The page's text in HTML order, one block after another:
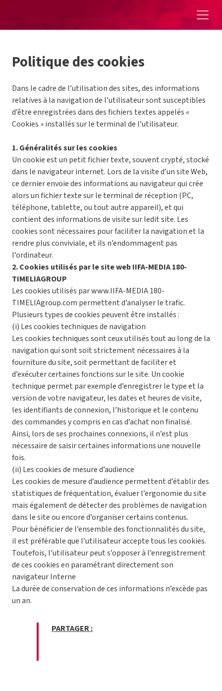
Politique des cookies
Dans le cadre de l’utilisation des sites, des informations
relatives à la navigation de l’utilisateur sont susceptibles
d’être enregistrées dans des fichiers textes appelés «
Cookies » installés sur le terminal de l’utilisateur.
1. Généralités sur les cookies
Un cookie est un petit fichier texte, souvent crypté, stocké
dans le navigateur internet. Lors de la visite d’un site Web,
ce dernier envoie des informations au navigateur qui crée
alors un fichier texte sur le terminal de réception (PC,
téléphone, tablette, ou tout autre appareil), et qui
contient des informations de visite sur ledit site. Les
cookies sont nécessaires pour faciliter la navigation et la
rendre plus conviviale, et ils n’endommagent pas
l’ordinateur.
2. Cookies utilisés par le site web IIFA-MEDIA 180-
TIMELIAGROUP
Les cookies utilisés par www.IIFA-MEDIA 180-
TIMELIAgroup.com permettent d’analyser le trafic.
Plusieurs types de cookies peuvent être installés :
(i) Les cookies techniques de navigation
Les cookies techniques sont ceux utilisés tout au long de la
navigation qui sont soit strictement nécessaires à la
fourniture du site, soit permettant de faciliter et
d’exécuter certaines fonctions sur le site. Un cookie
technique permet par exemple d’enregistrer le type et la
version de votre navigateur, les dates et heures de visite,
les identifiants de connexion, l’historique et le contenu
des commandes y compris en cas d’achat non finalisé.
Ainsi, lors de ses prochaines connexions, il n’est plus
nécessaire de saisir certaines informations une nouvelle
fois.
(ii) Les cookies de mesure d’audience
Les cookies de mesure d’audience permettent d’établir des
statistiques de fréquentation, évaluer l’ergonomie du site
mais également de détecter des problèmes de navigation
dans le site ou encore d’organiser certains contenus.
Pour bénéficier de l’ensemble des fonctionnalités du site,
il est préférable que l’utilisateur accepte tous les cookies.
Toutefois, l’utilisateur peut s’opposer à l’enregistrement
de ces cookies en paramétrant directement son
navigateur Interne
La durée de conservation de ces informations n’excède pas
un an.
PARTAGER :